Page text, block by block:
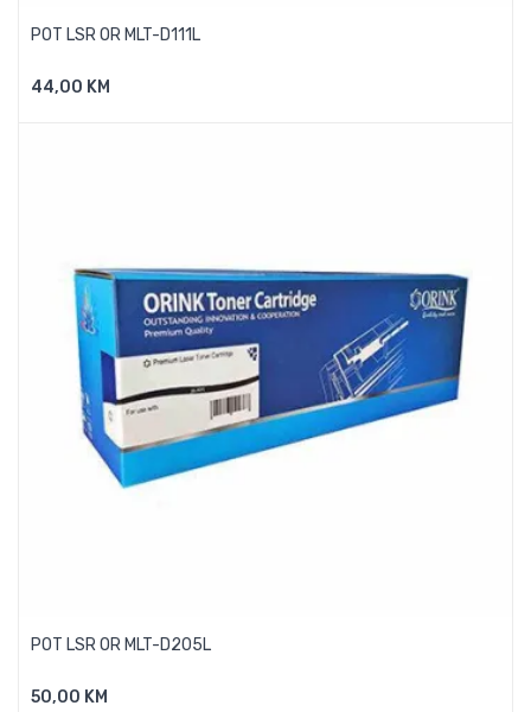
POT LSR OR MLT-D111L
44,00 KMDodaj U Košaricu
POT LSR OR MLT-D205L
50,00 KMDodaj U Košaricu